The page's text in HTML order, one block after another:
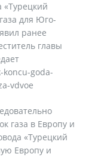
«Турецкий
для Юго-
ранее
главы
goda-
vdvoe
газа в Европу и
«Турецкий
Европу и